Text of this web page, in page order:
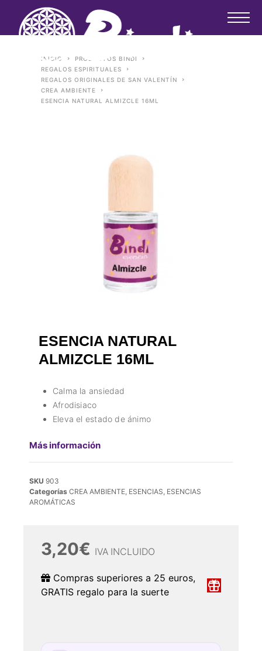
INICIO
PRODUCTOS BINDI
REGALOS ESPIRITUALES
REGALOS ORIGINALES DE SAN VALENTÍN
CREA AMBIENTE
ESENCIA NATURAL ALMIZCLE 16ML
ESENCIA NATURAL
ALMIZCLE 16ML
Calma la ansiedad
Afrodisiaco
Eleva el estado de ánimo
Más información
SKU 903
Categorías CREA AMBIENTE, ESENCIAS, ESENCIAS
AROMÁTICAS
3,20€ IVA INCLUIDO
Compras superiores a 25 euros,
GRATIS regalo para la suerte